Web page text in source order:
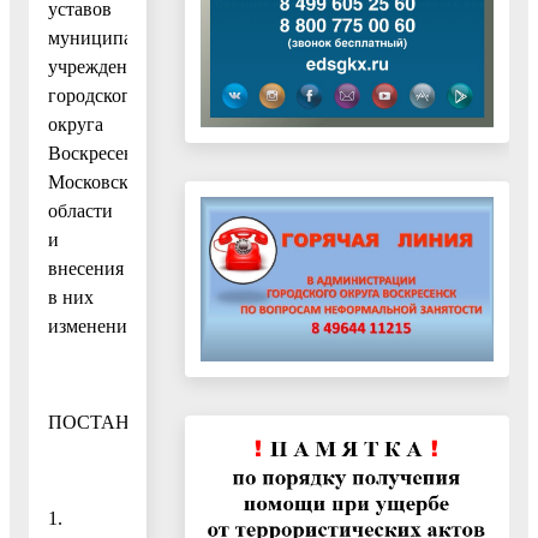
уставов
муниципальных
учреждений
городского
округа
Воскресенск
Московской
области
и
внесения
в них
изменений»,
ПОСТАНОВЛЯЮ:
1.